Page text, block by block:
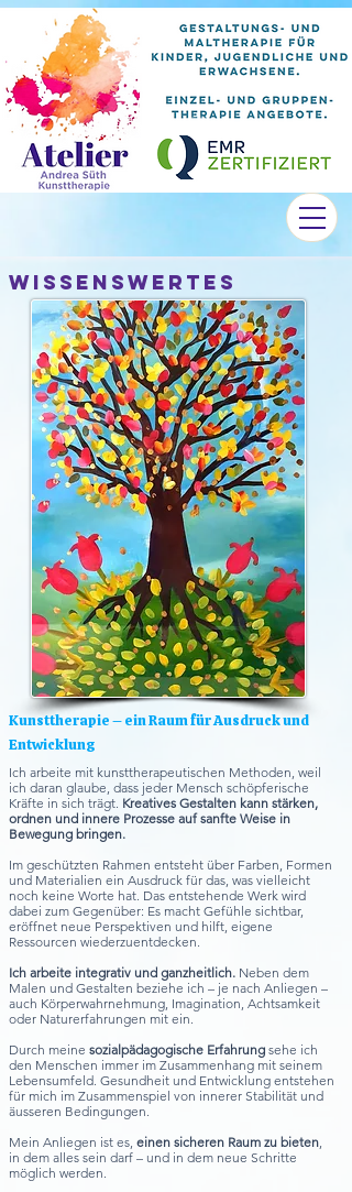
Wissenswertes​
Kunsttherapie – ein Raum für Ausdruck und
Entwicklung
Ich arbeite mit kunsttherapeutischen Methoden, weil
ich daran glaube, dass jeder Mensch schöpferische
Kräfte in sich trägt. Kreatives Gestalten kann stärken,
ordnen und innere Prozesse auf sanfte Weise in
Bewegung bringen.
Im geschützten Rahmen entsteht über Farben, Formen
und Materialien ein Ausdruck für das, was vielleicht
noch keine Worte hat. Das entstehende Werk wird
dabei zum Gegenüber: Es macht Gefühle sichtbar,
eröffnet neue Perspektiven und hilft, eigene
Ressourcen wiederzuentdecken.
Ich arbeite integrativ und ganzheitlich. Neben dem
Malen und Gestalten beziehe ich – je nach Anliegen –
auch Körperwahrnehmung, Imagination, Achtsamkeit
oder Naturerfahrungen mit ein.
Durch meine sozialpädagogische Erfahrung sehe ich
den Menschen immer im Zusammenhang mit seinem
Lebensumfeld. Gesundheit und Entwicklung entstehen
für mich im Zusammenspiel von innerer Stabilität und
äusseren Bedingungen.
Mein Anliegen ist es, einen sicheren Raum zu bieten,
in dem alles sein darf – und in dem neue Schritte
möglich werden.